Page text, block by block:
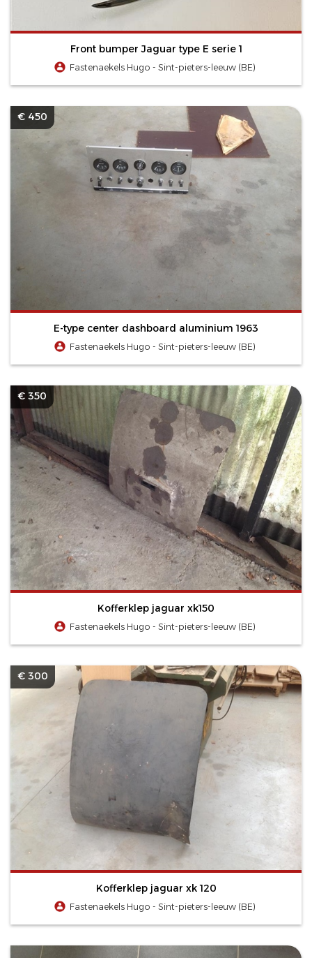
Front bumper Jaguar type E serie 1
Fastenaekels Hugo - Sint-pieters-leeuw (BE)
€ 450
E-type center dashboard aluminium 1963
Fastenaekels Hugo - Sint-pieters-leeuw (BE)
€ 350
Kofferklep jaguar xk150
Fastenaekels Hugo - Sint-pieters-leeuw (BE)
€ 300
Kofferklep jaguar xk 120
Fastenaekels Hugo - Sint-pieters-leeuw (BE)